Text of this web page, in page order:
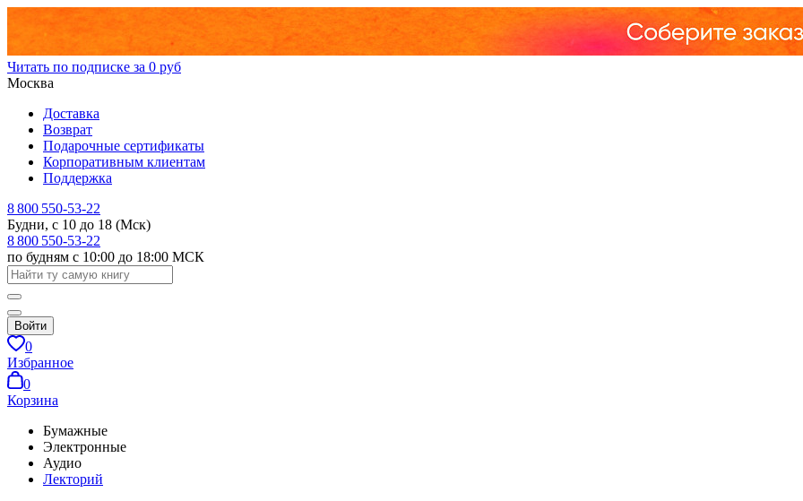
Читать по подписке за 0 руб
Москва
Доставка
Возврат
Подарочные сертификаты
Корпоративным клиентам
Поддержка
8 800 550-53-22
Будни, с 10 до 18 (Мск)
8 800 550-53-22
по будням с 10:00 до 18:00 МСК
Войти
0
Избранное
0
Корзина
Бумажные
Электронные
Аудио
Лекторий